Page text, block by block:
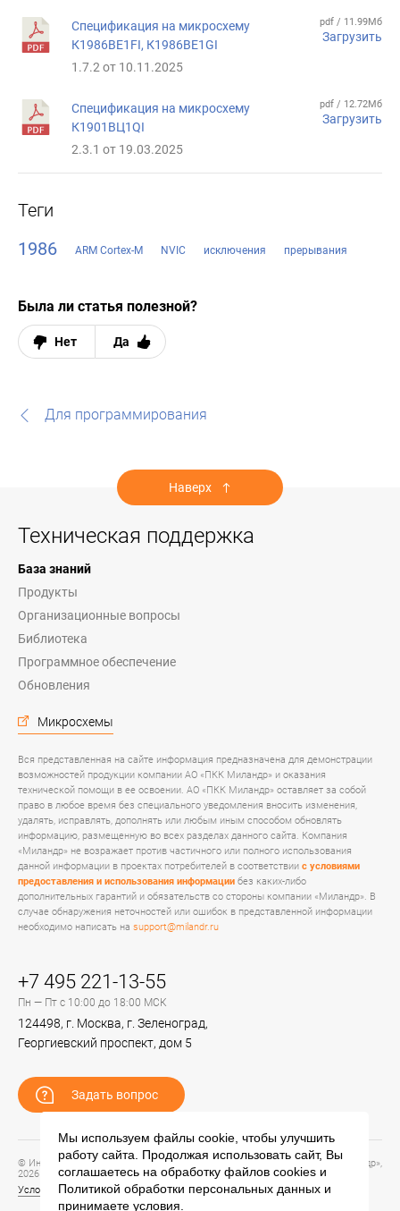
Спецификация на микросхему
К1986ВЕ1FI, К1986ВЕ1GI
1.7.2 от 10.11.2025
pdf / 11.99Мб
Загрузить
Спецификация на микросхему
К1901ВЦ1QI
2.3.1 от 19.03.2025
pdf / 12.72Мб
Загрузить
Теги
1986
ARM Cortex-M NVIC исключения прерывания
Была ли статья полезной?
Нет Да
Для программирования
Наверх
Техническая поддержка
База знаний
Продукты
Организационные вопросы
Библиотека
Программное обеспечение
Обновления
Микросхемы
Вся представленная на сайте информация предназначена для демонстрации
возможностей продукции компании АО «ПКК Миландр» и оказания
технической помощи в ее освоении. АО «ПКК Миландр» оставляет за собой
право в любое время без специального уведомления вносить изменения,
удалять, исправлять, дополнять или любым иным способом обновлять
информацию, размещенную во всех разделах данного сайта. Компания
«Миландр» не возражает против частичного или полного использования
данной информации в проектах потребителей в соответствии с условиями
предоставления и использования информации без каких-либо
дополнительных гарантий и обязательств со стороны компании «Миландр». В
случае обнаружения неточностей или ошибок в представленной информации
необходимо написать на support@milandr.ru
+7 495 221-13-55
Пн — Пт с 10:00 до 18:00 МСК
124498, г. Москва, г. Зеленоград,
Георгиевский проспект, дом 5
Задать вопрос
© Информационный портал технической поддержки ЦП ИС АО «ПКК Миландр»,
2026
Условия предоставления и использования информации
Мы используем файлы cookie, чтобы улучшить
работу сайта. Продолжая использовать сайт, Вы
соглашаетесь на обработку файлов cookies и
Политикой обработки персональных данных и
принимаете условия.